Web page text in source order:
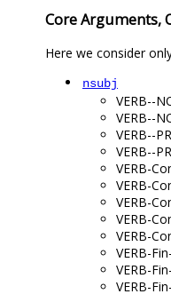
Core Arguments,
Here we consider
nsubj
VERB--
VERB--
VERB--
VERB--
VERB-
VERB-
VERB-
VERB-
VERB-
VERB-
VERB-
VERB-